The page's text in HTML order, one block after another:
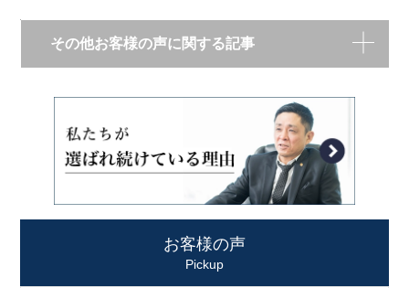
その他お客様の声に関する記事
お客様の声
Pickup